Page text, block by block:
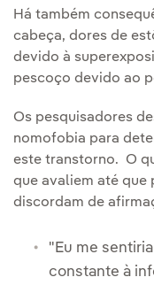
Há também
cabeça, dores de
devido à
pescoço devido ao
Os pesquisadores
nomofobia para
este transtorno. O
que avaliem até que
discordam de
"Eu me
constante à